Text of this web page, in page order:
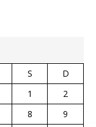
S
D
1
2
8
9